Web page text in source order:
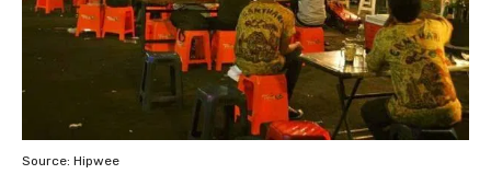
Source: Hipwee